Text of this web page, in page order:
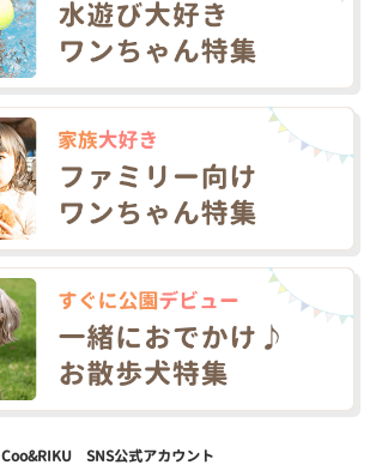
Coo&RIKU SNS公式アカウント